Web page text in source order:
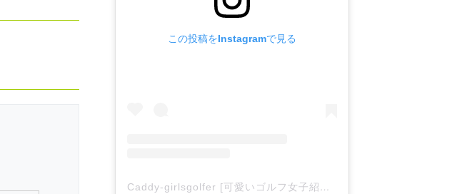
この投稿をInstagramで見る
Caddy-girlsgolfer [可愛いゴルフ女子紹介](@caddy_girlsgolfer)がシェアした投稿